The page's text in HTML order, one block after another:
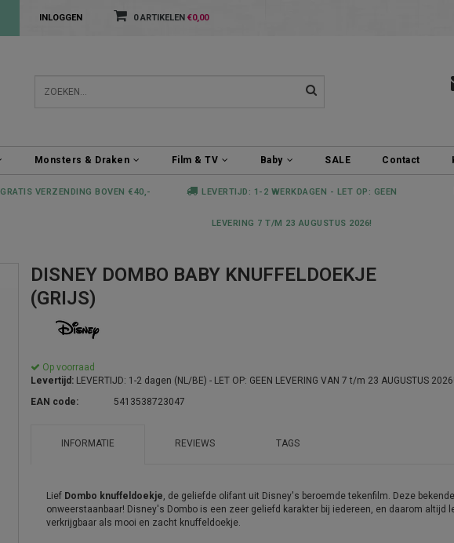
INLOGGEN 0 ARTIKELEN €0,00
Monsters & Draken Film & TV Baby SALE Contact
GRATIS VERZENDING BOVEN €40,- LEVERTIJD: 1-2 WERKDAGEN - LET OP: GEEN
LEVERING 7 T/M 23 AUGUSTUS 2026!
DISNEY DOMBO BABY KNUFFELDOEKJE
(GRIJS)
Op voorraad
Levertijd: LEVERTIJD: 1-2 dagen (NL/BE) - LET OP: GEEN LEVERING VAN 7 t/m 23 AUGUSTUS 2026!
EAN code:
5413538723047
INFORMATIE REVIEWS TAGS
Lief Dombo knuffeldoekje, de geliefde olifant uit Disney's beroemde tekenfilm. Deze
onweerstaanbaar! Disney's Dombo is een zeer geliefd karakter bij iedereen, en daarom altijd
verkrijgbaar als mooi en zacht knuffeldoekje.